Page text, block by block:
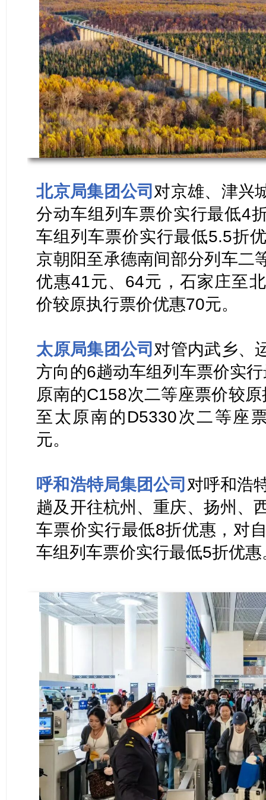
北京局集团公司对京雄、津兴
分动车组列车票价实行最低4
车组列车票价实行最低5.5折
京朝阳至承德南间部分列车二
优惠41元、64元，石家庄至
价较原执行票价优惠70元。
太原局集团公司对管内武乡、
方向的6趟动车组列车票价实
原南的C158次二等座票价较
至太原南的D5330次二等座
元。
呼和浩特局集团公司 对呼和浩
趟及开往杭州、重庆、扬州、
车票价实行最低8折优惠，对
车组列车票价实行最低5折优惠